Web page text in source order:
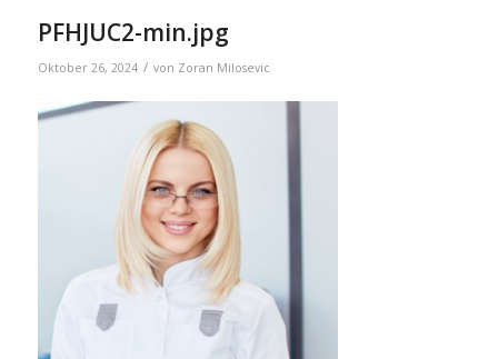
PFHJUC2-min.jpg
Oktober 26, 2024 / von Zoran Milosevic